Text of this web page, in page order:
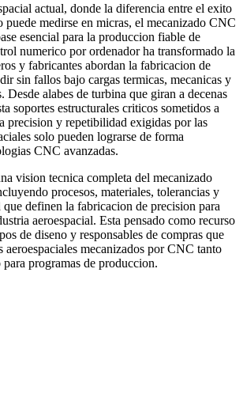
actual, donde la diferencia entre el exito
medirse en micras, el mecanizado CNC
esencial para la produccion fiable de
numerico por ordenador ha transformado la
y fabricantes abordan la fabricacion de
sin fallos bajo cargas termicas, mecanicas y
Desde alabes de turbina que giran a decenas
soportes estructurales criticos sometidos a
precision y repetibilidad exigidas por las
solo pueden lograrse de forma
CNC avanzadas.
vision tecnica completa del mecanizado
procesos, materiales, tolerancias y
que definen la fabricacion de precision para
aeroespacial. Esta pensado como recurso
de diseno y responsables de compras que
aeroespaciales mecanizados por CNC tanto
programas de produccion.